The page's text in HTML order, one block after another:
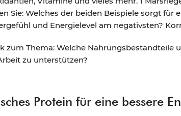
Sie: Welches der beiden Beispiele sorgt
und Energielevel am negativsten?
zum Thema: Welche Nahrungsbestandteile
zu unterstützen?
Protein für eine bessere